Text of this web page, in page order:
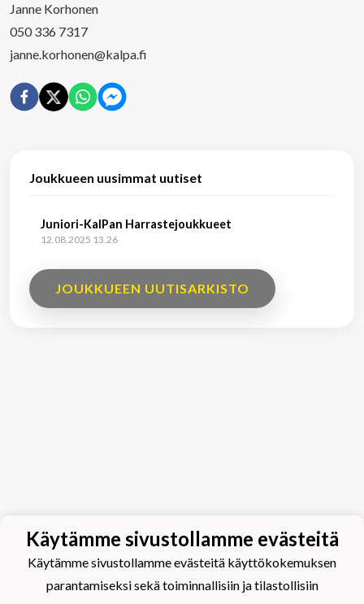
Janne Korhonen
050 336 7317
janne.korhonen@kalpa.fi
Joukkueen uusimmat uutiset
Juniori-KalPan Harrastejoukkueet
12.08.2025 13.26
JOUKKUEEN UUTISARKISTO
Käytämme sivustollamme evästeitä
Käytämme sivustollamme evästeitä käyttökokemuksen
parantamiseksi sekä toiminnallisiin ja tilastollisiin